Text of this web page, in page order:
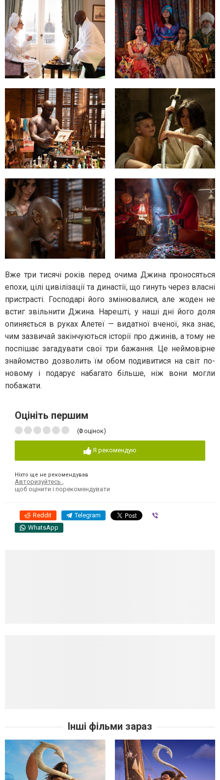
Вже три тисячі років перед очима Джина проносяться
епохи, цілі цивілізації та династії, що гинуть через власні
пристрасті. Господарі його змінювалися, але жоден не
встиг звільнити Джина. Нарешті, у наші дні його доля
опиняється в руках Алетеї — видатної вченої, яка знає,
чим зазвичай закінчуються історії про джинів, а тому не
поспішає загадувати свої три бажання. Це неймовірне
знайомство дозволить їм обом подивитися на світ по-
новому і подарує набагато більше, ніж вони могли
побажати.
Оцініть першим
(0 оцінок)
Я рекомендую
Ніхто ще не рекомендував
Авторизуйтесь
щоб оцінити і порекомендувати
Reddit Telegram
WhatsApp
Інші фільми зараз